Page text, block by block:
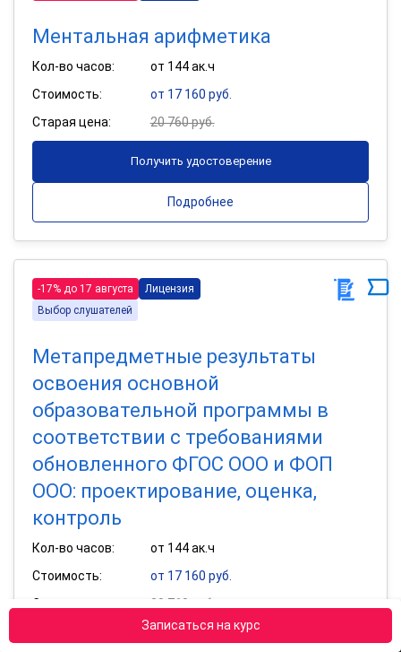
Записаться на курс
Ментальная арифметика
Кол-во часов:
от 144 ак.ч
Стоимость:
от 17 160 руб.
Старая цена:
20 760 руб.
Получить удостоверение
Подробнее
-17% до 17 августа
Лицензия
Выбор слушателей
Метапредметные результаты
освоения основной
образовательной программы в
соответствии с требованиями
обновленного ФГОС ООО и ФОП
ООО: проектирование, оценка,
контроль
Кол-во часов:
от 144 ак.ч
Стоимость:
от 17 160 руб.
Старая цена:
20 760 руб.
Получить удостоверение